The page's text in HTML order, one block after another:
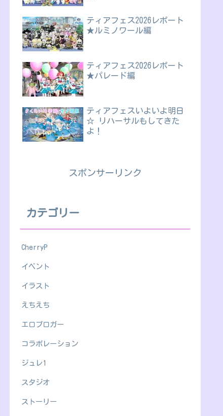
ティアフェス2026レポート
★ルミノワール編
ティアフェス2026レポート
★パレード編
ティアフェスいよいよ明日
☆ リハーサルもしてきた
よ！
スポンサーリンク
カテゴリー
CherryP
イベント
イラスト
えちえち
エロブロガー
コラボレーション
ジュレ1
スタジオ
ストーリー